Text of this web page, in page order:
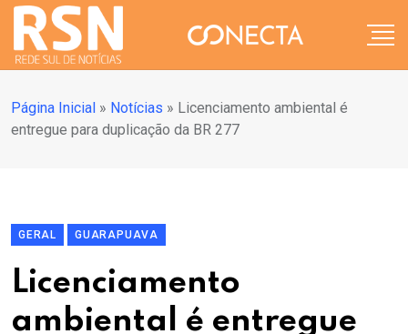
Página Inicial » Notícias » Licenciamento ambiental é
entregue para duplicação da BR 277
GERAL GUARAPUAVA
Licenciamento
ambiental é entregue